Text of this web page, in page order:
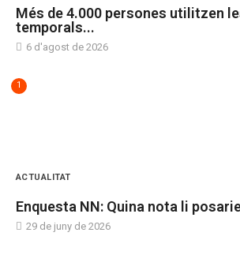
Més de 4.000 persones utilitzen
temporals...
6 d'agost de 2026
1
ACTUALITAT
Enquesta NN: Quina nota li
29 de juny de 2026